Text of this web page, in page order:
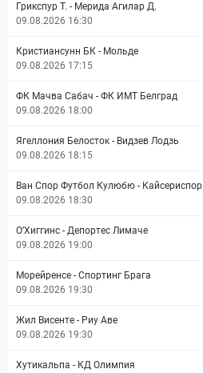
Грикспур Т. - Мерида Агилар Д.
09.08.2026 16:30
Кристиансунн БК - Мольде
09.08.2026 17:15
ФК Мачва Сабач - ФК ИМТ Белград
09.08.2026 18:00
Ягеллония Белосток - Видзев Лодзь
09.08.2026 18:15
Ван Спор Футбол Кулюбю - Кайсериспор
09.08.2026 18:30
О’Хиггинс - Депортес Лимаче
09.08.2026 19:00
Морейренсе - Спортинг Брага
09.08.2026 19:30
Жил Висенте - Риу Аве
09.08.2026 19:30
Хутикальпа - КД Олимпия